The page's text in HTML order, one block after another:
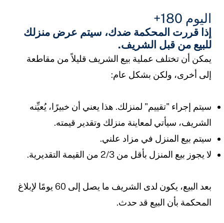
اليوم 180+
إذا قررت المحكمة ضدك، سيتم عرض منزلك
للبيع من قبل الشريف.
يمكن أن تختلف عملية بيع الشريف قليلاً من مقاطعة
إلى أخرى، ولكن بشكل عام:
سيتم إجراء "تقييم" لمنزلك. هذا يعني أن خبيرًا، يُعيِّنه
الشريف، سيأتي لمعاينة منزلك وتقدير قيمته.
سيتم بيع المنزل في مزاد علني.
لا يجوز بيع المنزل بأقل من 2/3 من القيمة التقديرية.
بعد البيع، يكون لدى الشريف ما يصل إلى 60 يومًا لإبلاغ
المحكمة بأن البيع قد حدث.